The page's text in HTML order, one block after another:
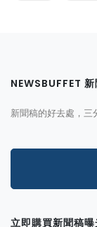
NEWSBUFFET
新聞稿的好去處，三
立即購買新聞稿曝